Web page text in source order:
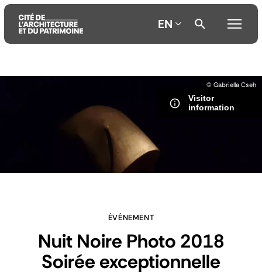
EN
Visitor
information
© Gabriella Cseh
ÉVÉNEMENT
Nuit Noire Photo 2018
Soirée exceptionnelle